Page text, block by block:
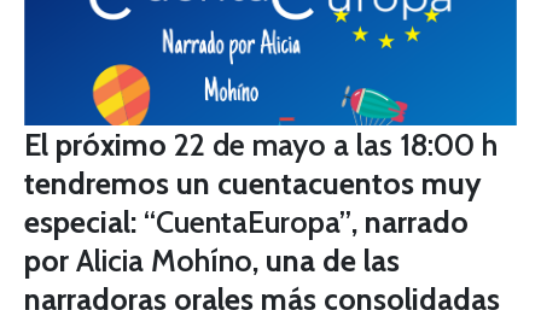
El próximo 22 de mayo a las 18:00 h
tendremos un cuentacuentos muy
especial: “CuentaEuropa”, narrado
por Alicia Mohíno, una de las
narradoras orales más consolidadas